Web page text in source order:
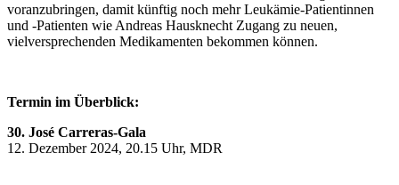
voranzubringen, damit künftig noch mehr Leukämie-Patientinnen
und -Patienten wie Andreas Hausknecht Zugang zu neuen,
vielversprechenden Medikamenten bekommen können.
Termin im Überblick:
30. José Carreras-Gala
12. Dezember 2024, 20.15 Uhr, MDR